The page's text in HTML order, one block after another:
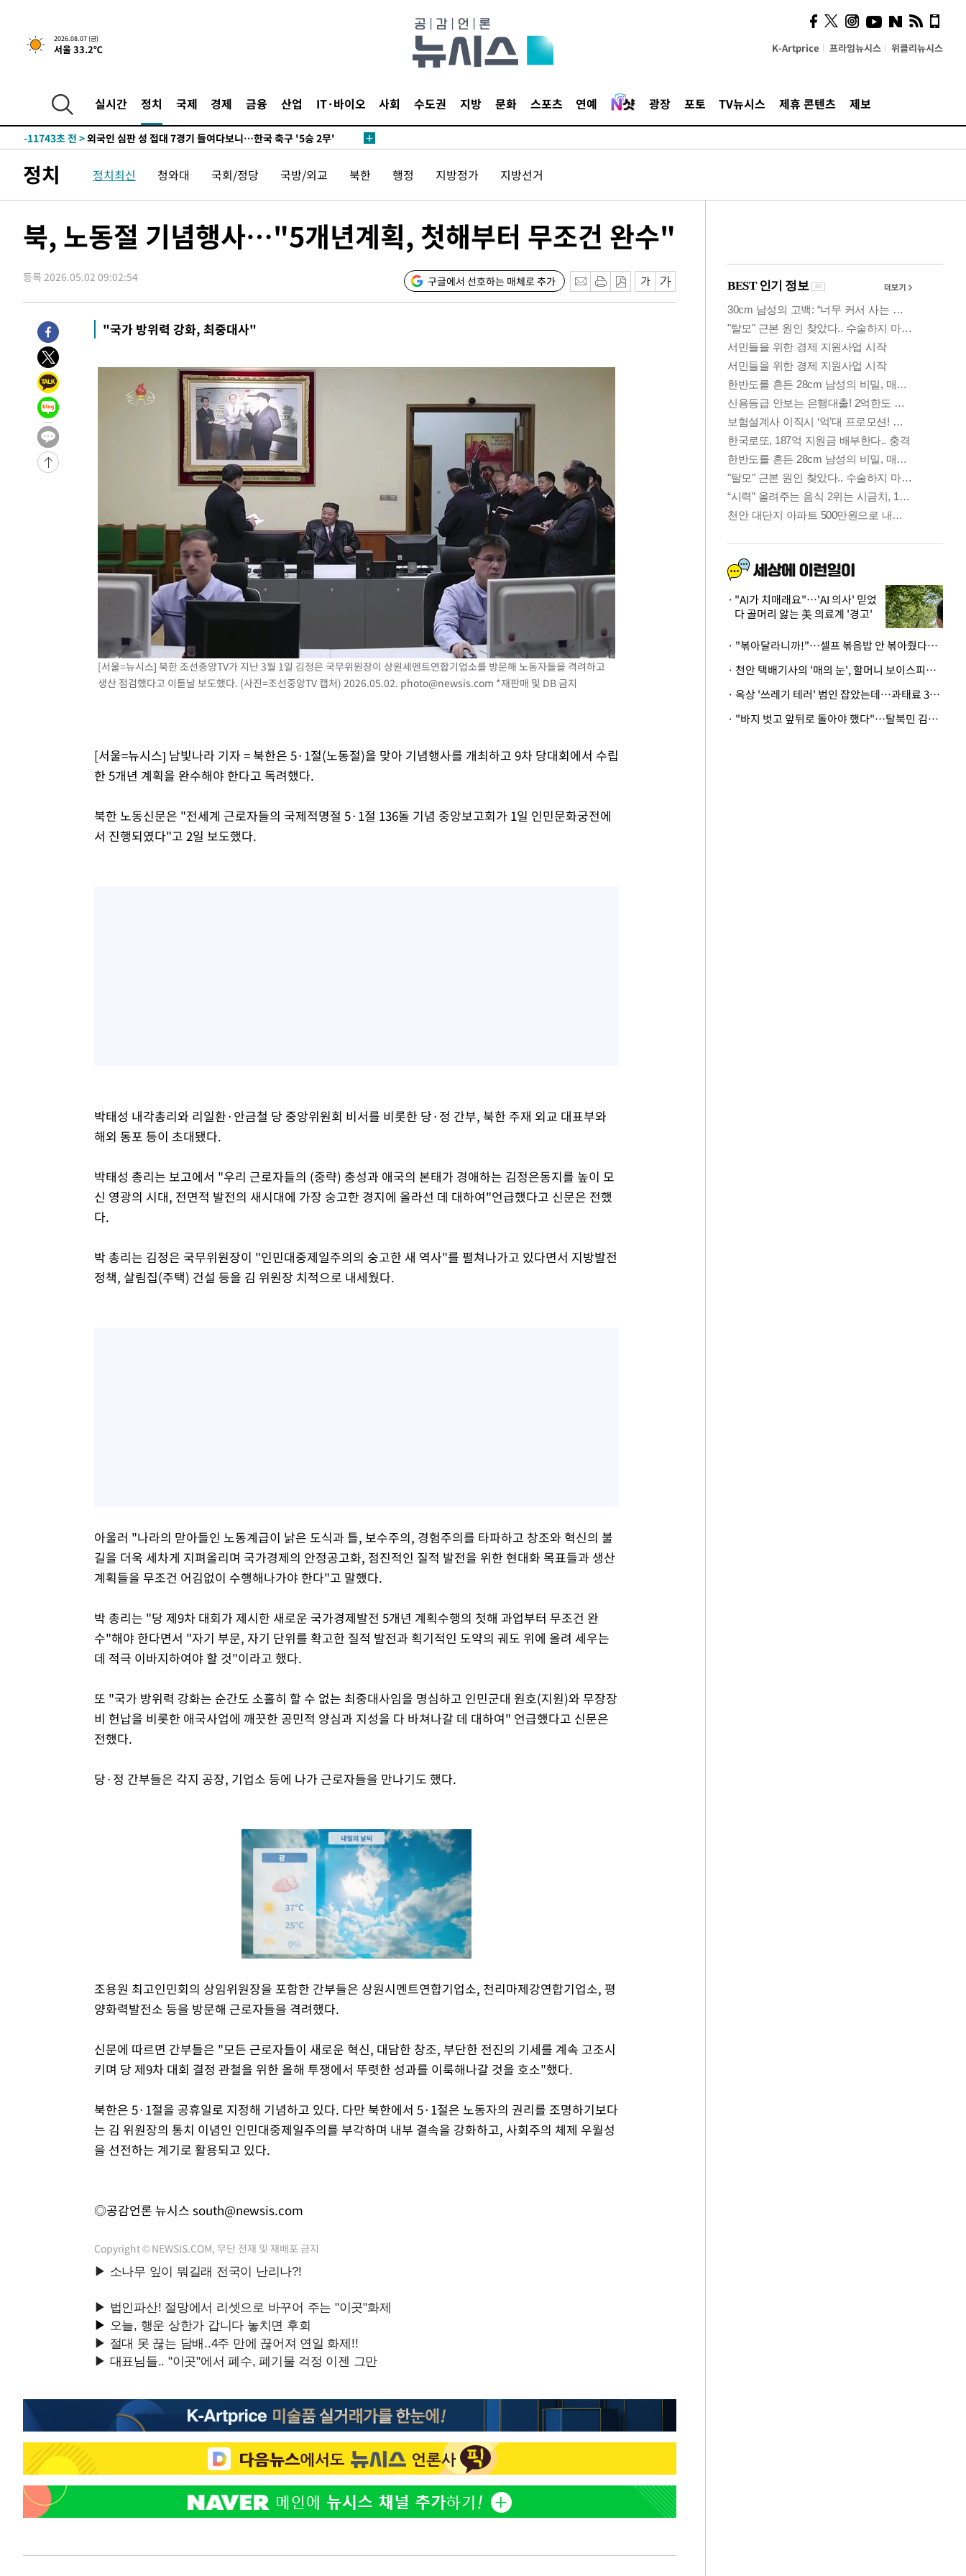
2026.08.07 (금)
서울 33.2℃ K-Artprice 프라임뉴시스 위클리뉴시스
실시간 정치 국제 경제 금융 산업 IT·바이오 사회 수도권 지방 문화 스포츠 연예 광장 포토 TV뉴시스 제휴 콘텐츠 제보
-19394초 전 >[속보]이 대통령, '호우피해' 안동·의성 관할 4개 면 특별재난지역
선포
-19357초 전 >[단독]중수청 지원 검사들, 정원 초과 시 낮은 계급 임용…희망지 못
-15634초 전 >
SK하이닉스, 용인·청주 팹에 54조 투자…"AI 메모리 수요 선제 대
-12490초 전 >
-11743초 전 >외국인 심판 성 접대 7경기 들여다보니…한국 축구 '5승 2무'
-11430초 전 >
[속보]코스피, 6200선 약보합…0.60% 내린 6258.77에 마쳐
-11410초 전 >[속보]원·달러 환율, 7.7원 내린 1416.1원 마감
-8389초 전 >[속보]종합특검, '계엄 수용공간 확보' 신용해 前교정본부장 기소
-7233초 전 >11시간 압수수색에 성접대 파문까지…'쑥대밭' 된 축구협회
-6255초 전 >[속보]규제합리화위원회 부위원장에 김태유 서울대 공대 교수…이병
-2613초 전 >
[속보]국힘 윤리위, '돌려차기 발언' 진종오·서범수 징계 절차 개시
34분 전 >
[속보] 7월 중국 수출 23.9%↑ 수입 27.5%↑…무역총액 25.3%↑
1시간 전 >
-28797초 전 >
[속보]이 대통령 "부동산 공급 기존 사고방식 매달리지 말고 과감히
실천"
-27882초 전 >
이란, "오만과 '중앙 단일 루트' 합의…북쪽 인바운드·남쪽 아웃바
운드는 임시"
-19450초 전 >
"낮 기온 소폭 하락"…수도권 폭염중대경보, 폭염경보로 하향
-19414초 전 >
[속보]이 대통령, '호우피해' 안동·의성 관할 4개 면 특별재난지역
선포
-19377초 전 >
[단독]중수청 지원 검사들, 정원 초과 시 낮은 계급 임용…희망지 못
갈 수도
낮 최고 37도 찜통더위…곳곳 소나기·강원 많은 비[내일날씨]
SK하이닉스, 용인·청주 팹에 54조 투자…"AI 메모리 수요 선제 대
여자배구 이재영·이다영 자매, 아제르바이잔 투란VC 입단
외국인 심판 성 접대 7경기 들여다보니…한국 축구 '5승 2무'
[속보]코스닥, 2.86포인트(0.36%) 내린 798.81마감
[속보]코스피, 6200선 약보합…0.60% 내린 6258.77에 마쳐
[속보]원·달러 환율, 7.7원 내린 1416.1원 마감
[속보] 노원서 40.1도 관측…서울, 2018년 이후 첫 40도
[속보]종합특검, '계엄 수용공간 확보' 신용해 前교정본부장 기소
외신들도 주목한 韓축구 파문…"국민적 공분에 수사 재개"
11시간 압수수색에 성접대 파문까지…'쑥대밭' 된 축구협회
[속보]'채상병 순직 책임' 임성근, 항소심도 징역 3년
정치 정치최신 청와대 국회/정당 국방/외교 북한 행정 지방정가 지방선거
북, 노동절 기념행사…"5개년계획, 첫해부터 무조건 완수"
등록 2026.05.02 09:02:54 구글에서 선호하는 매체로 추가
"국가 방위력 강화, 최중대사"
[서울=뉴시스] 북한 조선중앙TV가 지난 3월 1일 김정은 국무위원장이 상원세멘트연합기업소를 방문해 노동자들을 격려하고
생산 점검했다고 이튿날 보도했다. (사진=조선중앙TV 캡처) 2026.05.02. photo@newsis.com *재판매 및 DB 금지
[서울=뉴시스] 남빛나라 기자 = 북한은 5·1절(노동절)을 맞아 기념행사를 개최하고 9차 당대회에서 수립
한 5개년 계획을 완수해야 한다고 독려했다.
북한 노동신문은 "전세계 근로자들의 국제적명절 5·1절 136돌 기념 중앙보고회가 1일 인민문화궁전에
서 진행되였다"고 2일 보도했다.
박태성 내각총리와 리일환·안금철 당 중앙위원회 비서를 비롯한 당·정 간부, 북한 주재 외교 대표부와
해외 동포 등이 초대됐다.
박태성 총리는 보고에서 "우리 근로자들의 (중략) 충성과 애국의 본태가 경애하는 김정은동지를 높이 모
신 영광의 시대, 전면적 발전의 새시대에 가장 숭고한 경지에 올라선 데 대하여"언급했다고 신문은 전했
다.
박 총리는 김정은 국무위원장이 "인민대중제일주의의 숭고한 새 역사"를 펼쳐나가고 있다면서 지방발전
정책, 살림집(주택) 건설 등을 김 위원장 치적으로 내세웠다.
아울러 "나라의 맏아들인 노동계급이 낡은 도식과 틀, 보수주의, 경험주의를 타파하고 창조와 혁신의 불
길을 더욱 세차게 지펴올리며 국가경제의 안정공고화, 점진적인 질적 발전을 위한 현대화 목표들과 생산
계획들을 무조건 어김없이 수행해나가야 한다"고 말했다.
박 총리는 "당 제9차 대회가 제시한 새로운 국가경제발전 5개년 계획수행의 첫해 과업부터 무조건 완
수"해야 한다면서 "자기 부문, 자기 단위를 확고한 질적 발전과 획기적인 도약의 궤도 위에 올려 세우는
데 적극 이바지하여야 할 것"이라고 했다.
또 "국가 방위력 강화는 순간도 소홀히 할 수 없는 최중대사임을 명심하고 인민군대 원호(지원)와 무장장
비 헌납을 비롯한 애국사업에 깨끗한 공민적 양심과 지성을 다 바쳐나갈 데 대하여" 언급했다고 신문은
전했다.
당·정 간부들은 각지 공장, 기업소 등에 나가 근로자들을 만나기도 했다.
조용원 최고인민회의 상임위원장을 포함한 간부들은 상원시멘트연합기업소, 천리마제강연합기업소, 평
양화력발전소 등을 방문해 근로자들을 격려했다.
신문에 따르면 간부들은 "모든 근로자들이 새로운 혁신, 대담한 창조, 부단한 전진의 기세를 계속 고조시
키며 당 제9차 대회 결정 관철을 위한 올해 투쟁에서 뚜렷한 성과를 이룩해나갈 것을 호소"했다.
북한은 5·1절을 공휴일로 지정해 기념하고 있다. 다만 북한에서 5·1절은 노동자의 권리를 조명하기보다
는 김 위원장의 통치 이념인 인민대중제일주의를 부각하며 내부 결속을 강화하고, 사회주의 체제 우월성
을 선전하는 계기로 활용되고 있다.
◎공감언론 뉴시스 south@newsis.com
Copyright © NEWSIS.COM, 무단 전재 및 재배포 금지
시, 스마트폰 액세서리에
NFC 더했다
"AI가 치매래요"…'AI 의사' 믿었
다 골머리 앓는 美 의료계 '경고'
· "볶아달라니까!"…셀프 볶음밥 안 볶아줬다고 사장 폭행한 손님
· 천안 택배기사의 '매의 눈', 할머니 보이스피싱 피해 막아
· 옥상 '쓰레기 테러' 범인 잡았는데…과태료 3만원 처분에 숙박업주 허탈
· "바지 벗고 앞뒤로 돌아야 했다"…탈북민 김서아, 기쁨조 검사 수치심 회상